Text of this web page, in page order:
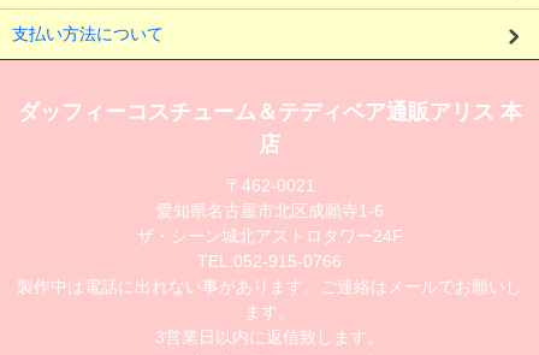
支払い方法について
ダッフィーコスチューム＆テディベア通販アリス 本
店
〒462-0021
愛知県名古屋市北区成願寺1-6
ザ・シーン城北アストロタワー24F
TEL:052-915-0766
製作中は電話に出れない事があります。ご連絡はメールでお願いし
ます。
3営業日以内に返信致します。